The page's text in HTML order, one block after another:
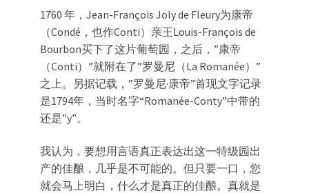
1760 年，Jean-François Joly de Fleury为康帝
（Condé，也作Conti）亲王Louis-François de
Bourbon买下了这片葡萄园，之后，”康帝
（Conti）”就附在了”罗曼尼（La Romanée）”
之上。另据记载，”罗曼尼·康帝”首现文字记录
是1794年，当时名字“Romanée-Conty”中带的
还是”y”。
我认为，要想用言语真正表达出这一特级园出
产的佳酿，几乎是不可能的。但只要一口，您
就会马上明白，什么才是真正的佳酿。真就是